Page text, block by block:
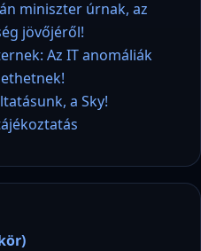
miniszter úrnak, az
jövőjéről!
Az IT anomáliák
a Sky!